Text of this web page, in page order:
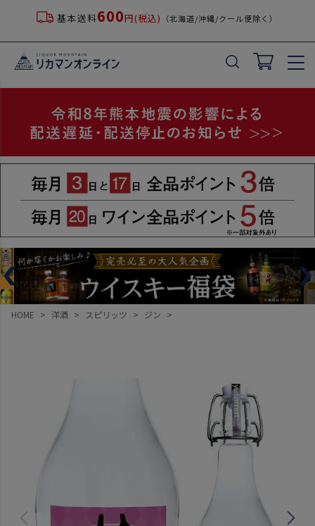
基本送料600円(税込) （北海道/沖縄/クール便除く）
HOME 洋酒 スピリッツ ジン